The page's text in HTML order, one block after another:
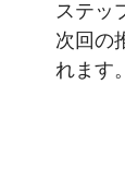
ステッ
次回の
れます。